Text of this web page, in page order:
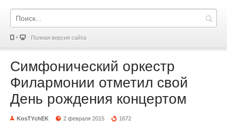
Полная версия сайта
Симфонический оркестр
Филармонии отметил свой
День рождения концертом
KosTYchEK 2 февраля 2015 1672